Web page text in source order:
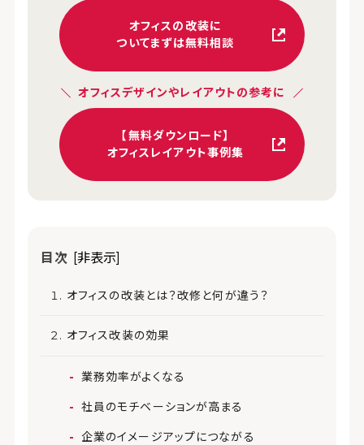
オフィスの改装に
ついてまずは無料相談
オフィスデザインやレイアウトの参考に
【無料ダウンロード】
オフィスレイアウト事例集
目次 [非表示]
オフィスの改装とは？改修と何が違う？
オフィス改装の効果
業務効率がよくなる
社員のモチベーションが高まる
企業のイメージアップにつながる